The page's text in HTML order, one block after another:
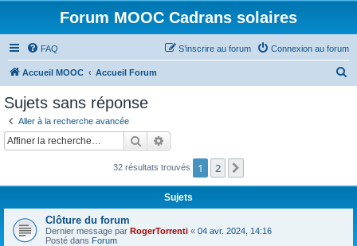
Forum MOOC Cadrans solaires
FAQ Connexion au forum
S’inscrire au forum
Accueil MOOC Accueil Forum
c
Sujets sans réponse
Aller à la recherche avancée
Rechercher
32 résultats trouvés 1 2
Sujets
Clôture du forum
Dernier message par RogerTorrenti « 04 avr. 2024, 14:16
Posté dans Forum